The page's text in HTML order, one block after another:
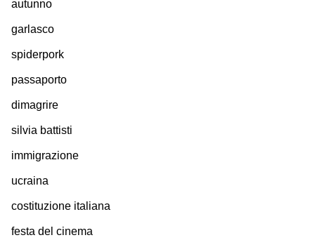
autunno
garlasco
spiderpork
passaporto
dimagrire
silvia battisti
immigrazione
ucraina
costituzione italiana
festa del cinema